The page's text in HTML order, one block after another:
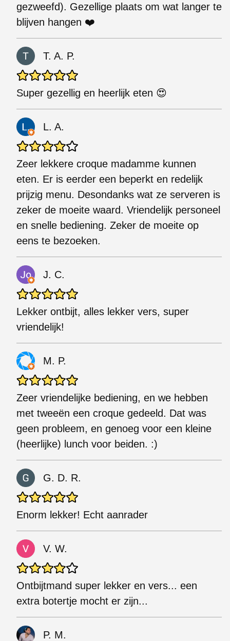
gezweefd). Gezellige plaats om wat langer te
blijven hangen ❤️
T. A. P.
Super gezellig en heerlijk eten 😍
L. A.
Zeer lekkere croque madamme kunnen
eten. Er is eerder een beperkt en redelijk
prijzig menu. Desondanks wat ze serveren is
zeker de moeite waard. Vriendelijk personeel
en snelle bediening. Zeker de moeite op
eens te bezoeken.
J. C.
Lekker ontbijt, alles lekker vers, super
vriendelijk!
M. P.
Zeer vriendelijke bediening, en we hebben
met tweeën een croque gedeeld. Dat was
geen probleem, en genoeg voor een kleine
(heerlijke) lunch voor beiden. :)
G. D. R.
Enorm lekker! Echt aanrader
V. W.
Ontbijtmand super lekker en vers... een
extra botertje mocht er zijn...
P. M.